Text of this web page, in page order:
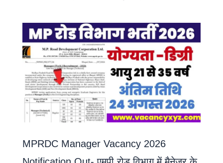
MPRDC Manager Vacancy 2026